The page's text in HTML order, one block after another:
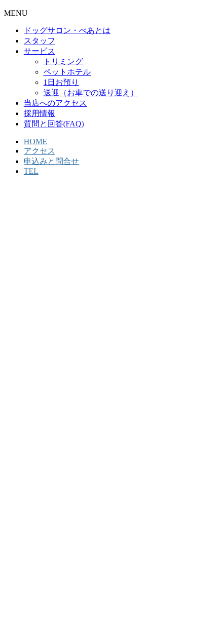
MENU
ドッグサロン・べあとは
スタッフ
サービス
トリミング
ペットホテル
1日お預り
送迎（お車での送り迎え）
当店へのアクセス
採用情報
質問と回答(FAQ)
HOME
アクセス
申込みと問合せ
TEL